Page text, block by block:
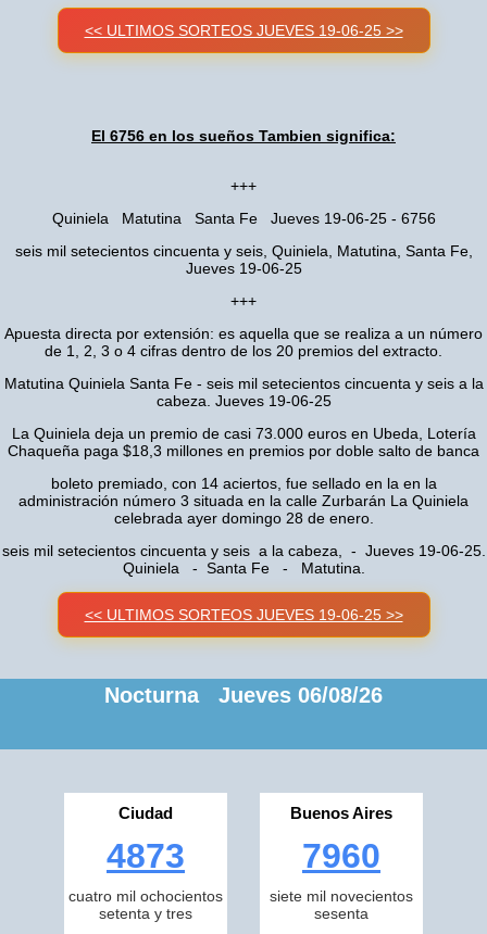
<< ULTIMOS SORTEOS JUEVES 19-06-25 >>
El 6756 en los sueños Tambien significa:
+++
Quiniela Matutina Santa Fe Jueves 19-06-25 - 6756
seis mil setecientos cincuenta y seis, Quiniela, Matutina, Santa Fe,
Jueves 19-06-25
+++
Apuesta directa por extensión: es aquella que se realiza a un número
de 1, 2, 3 o 4 cifras dentro de los 20 premios del extracto.
Matutina Quiniela Santa Fe - seis mil setecientos cincuenta y seis a la
cabeza. Jueves 19-06-25
La Quiniela deja un premio de casi 73.000 euros en Ubeda, Lotería
Chaqueña paga $18,3 millones en premios por doble salto de banca
boleto premiado, con 14 aciertos, fue sellado en la en la
administración número 3 situada en la calle Zurbarán La Quiniela
celebrada ayer domingo 28 de enero.
seis mil setecientos cincuenta y seis a la cabeza, - Jueves 19-06-25.
Quiniela - Santa Fe - Matutina.
<< ULTIMOS SORTEOS JUEVES 19-06-25 >>
Nocturna Jueves 06/08/26
Ciudad
4873
cuatro mil ochocientos
setenta y tres
Buenos Aires
7960
siete mil novecientos
sesenta